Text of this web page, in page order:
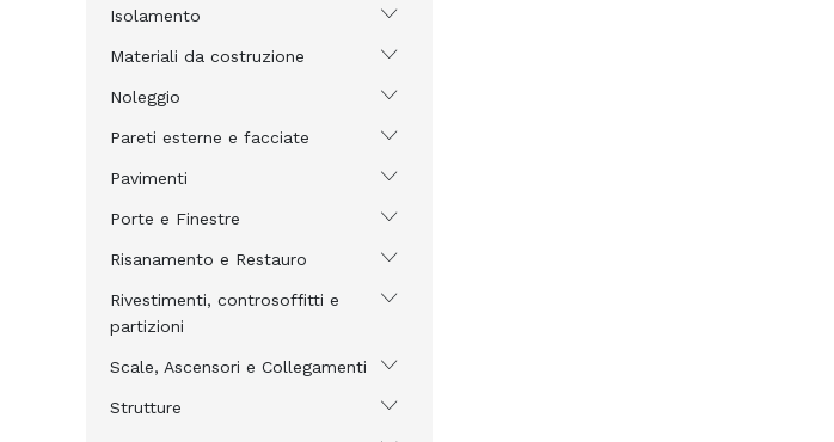
Isolamento
Materiali da costruzione
Noleggio
Pareti esterne e facciate
Pavimenti
Porte e Finestre
Risanamento e Restauro
Rivestimenti, controsoffitti e
partizioni
Scale, Ascensori e Collegamenti
Strutture